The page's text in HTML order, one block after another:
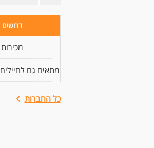
דרושים
מכירות
מתאים גם
כל החברות